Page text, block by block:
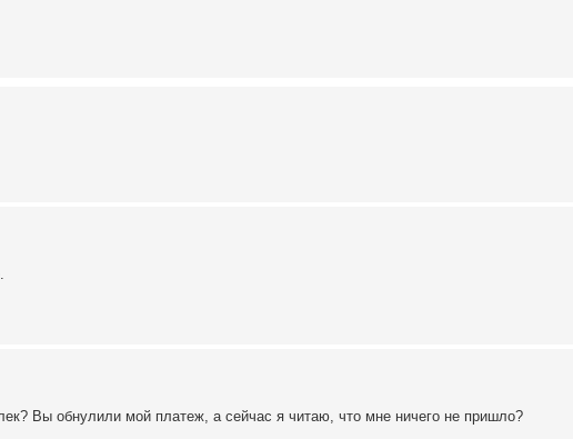
Вы обнулили мой платеж, а сейчас я читаю, что мне ничего не пришло?